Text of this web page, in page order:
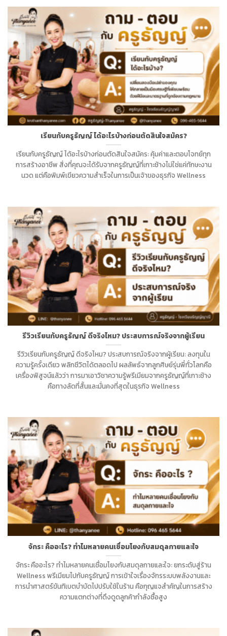
เรียนกับครูธัญญ์ ได้อะไรบ้างก่อนตัดสินใจสมัคร?
เรียนกับครูธัญญ์ ได้อะไรบ้างก่อนตัดสินใจสมัคร: คุ้มค่าและตอบโจทย์ทุก
การสร้างอาชีพ สิ่งที่คุณจะได้รับจากครูธัญญ์ที่เกาะช้างไม่ใช่แค่ทักษะงาน
นวด แต่คือพิมพ์เขียวความสำเร็จในการเป็นเจ้าของธุรกิจ Wellness
รีวิวเรียนกับครูธัญญ์ ดีจริงไหม? ประสบการณ์จริงจากผู้เรียน
รีวิวเรียนกับครูธัญญ์ ดีจริงไหม? ประสบการณ์จริงจากผู้เรียน: ลงทุนใน
ความรู้ครั้งเดียว พลิกชีวิตได้ตลอดไป ผลลัพธ์จากลูกศิษย์รุ่นพี่ทั่วโลกคือ
เครื่องพิสูจน์แล้วว่า การมาเอาวิชาความรู้พรีเมียมจากครูธัญญ์ที่เกาะช้าง
คือทางลัดที่สั้นและมั่นคงที่สุดในธุรกิจ Wellness
จักระ คืออะไร? ทำไมหลายคนเชื่อมโยงกับสมดุลกายและใจ
จักระ คืออะไร? ทำไมหลายคนเชื่อมโยงกับสมดุลกายและใจ: ยกระดับสู่ร้าน
Wellness พรีเมียมไปกับครูธัญญ์ การเข้าใจเรื่องจักรระบบพลังงานและ
การนำศาสตร์ขันทิเบตบำบัดไปปรับใช้ในร้าน คือกุญแจสำคัญในการสร้าง
ความแตกต่างที่ดึงดูดลูกค้ากำลังซื้อสูง